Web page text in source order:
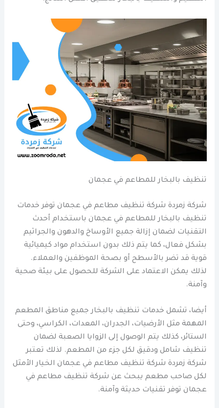
تنظيف بالبخار للمطاعم في عجمان
شركة زمردة شركة تنظيف مطاعم في عجمان توفر خدمات
تنظيف بالبخار للمطاعم في عجمان باستخدام أحدث
التقنيات لضمان إزالة جميع الأوساخ والدهون والجراثيم
بشكل فعال، كما يتم ذلك بدون استخدام مواد كيميائية
قوية قد تضر بالأسطح أو بصحة الموظفين والعملاء.
لذلك يمكن الاعتماد على الشركة للحصول على بيئة صحية
وآمنة.
أيضا، تشمل خدمات تنظيف بالبخار جميع مناطق المطعم
المهمة مثل الأرضيات، الجدران، المعدات، الكراسي، وحتى
الستائر، كذلك يتم الوصول إلى الزوايا الصعبة لضمان
تنظيف شامل ودقيق لكل جزء من المطعم. لذلك تعتبر
شركة زمردة شركة تنظيف مطاعم في عجمان الخيار الأمثل
لكل صاحب مطعم يبحث عن شركة تنظيف مطاعم في
عجمان توفر تقنيات حديثة وآمنة.